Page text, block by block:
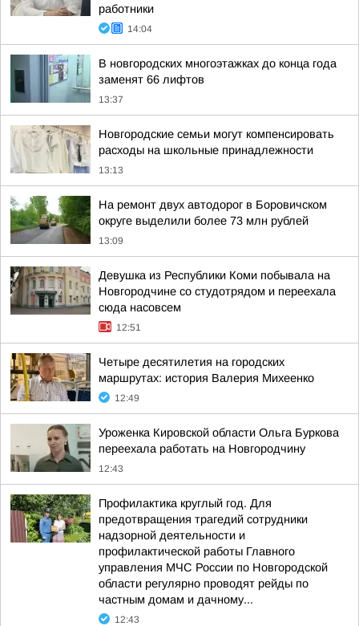
работники
14:04
В новгородских многоэтажках до конца года
заменят 66 лифтов
13:37
Новгородские семьи могут компенсировать
расходы на школьные принадлежности
13:13
На ремонт двух автодорог в Боровичском
округе выделили более 73 млн рублей
13:09
Девушка из Республики Коми побывала на
Новгородчине со студотрядом и переехала
сюда насовсем
12:51
Четыре десятилетия на городских
маршрутах: история Валерия Михеенко
12:49
Уроженка Кировской области Ольга Буркова
переехала работать на Новгородчину
12:43
Профилактика круглый год. Для
предотвращения трагедий сотрудники
надзорной деятельности и
профилактической работы Главного
управления МЧС России по Новгородской
области регулярно проводят рейды по
частным домам и дачному...
12:43